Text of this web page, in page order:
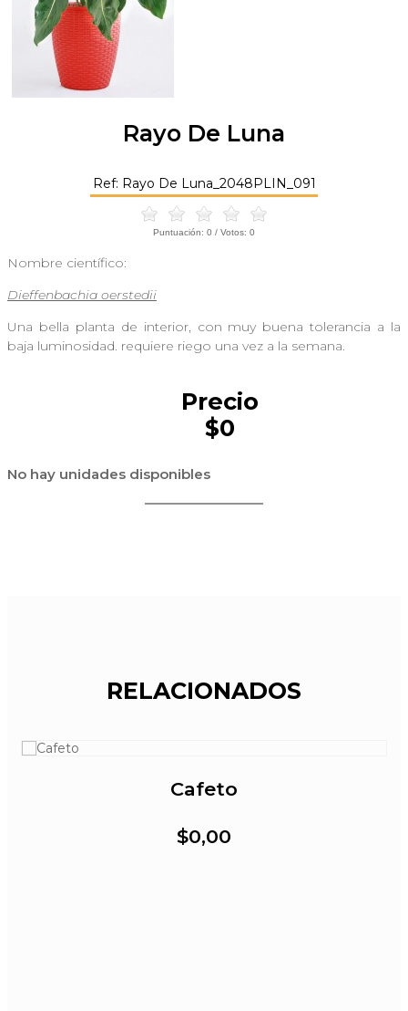
Rayo De Luna
Ref: Rayo De Luna_2048PLIN_091
Puntuación: 0 / Votos: 0
Nombre científico:
Dieffenbachia oerstedii
Una bella planta de interior, con muy buena tolerancia a la
baja luminosidad. requiere riego una vez a la semana.
Precio
$0
No hay unidades disponibles
RELACIONADOS
Cafeto
$0,00